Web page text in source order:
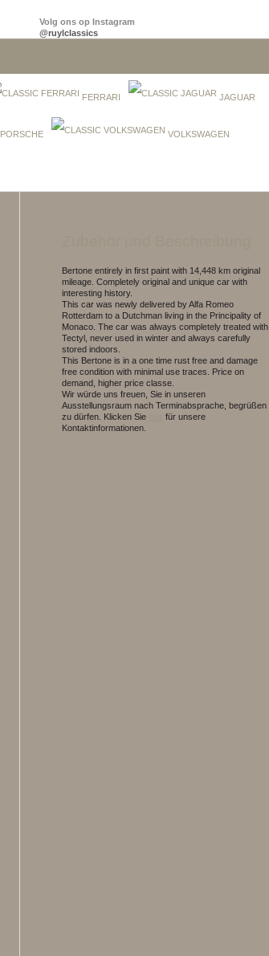
Volg ons op Instagram
@ruylclassics
FERRARI JAGUAR
PORSCHE VOLKSWAGEN
Bertone entirely in first paint with 14,448 km original
mileage. Completely original and unique car with
interesting history.
This car was newly delivered by Alfa Romeo
Rotterdam to a Dutchman living in the Principality of
Monaco. The car was always completely treated with
Tectyl, never used in winter and always carefully
stored indoors.
This Bertone is in a one time rust free and damage
free condition with minimal use traces. Price on
demand, higher price classe.
Wir würde uns freuen, Sie in unseren
Ausstellungsraum nach Terminabsprache, begrüßen
zu dürfen. Klicken Sie
für unsere
Kontaktinformationen.